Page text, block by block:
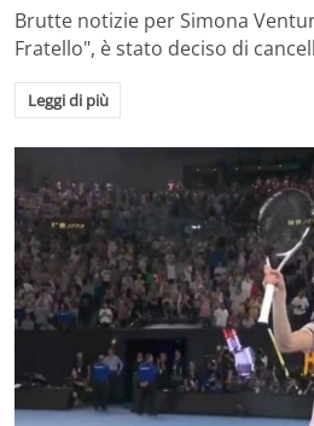
Brutte notizie per Simona
Fratello", è stato deciso di
Leggi di più